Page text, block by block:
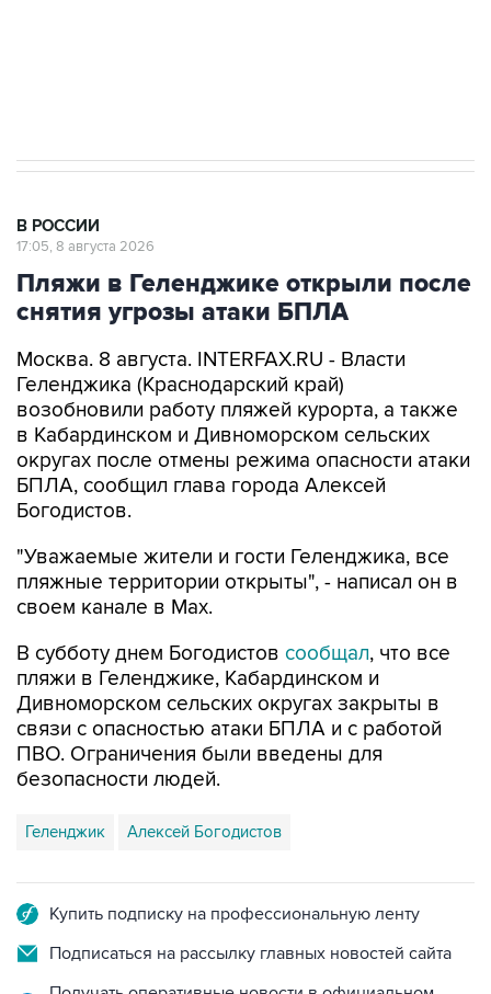
В РОССИИ
17:05, 8 августа 2026
Пляжи в Геленджике открыли после
снятия угрозы атаки БПЛА
Москва. 8 августа. INTERFAX.RU - Власти
Геленджика (Краснодарский край)
возобновили работу пляжей курорта, а также
в Кабардинском и Дивноморском сельских
округах после отмены режима опасности атаки
БПЛА, сообщил глава города Алексей
Богодистов.
"Уважаемые жители и гости Геленджика, все
пляжные территории открыты", - написал он в
своем канале в Max.
В субботу днем Богодистов сообщал, что все
пляжи в Геленджике, Кабардинском и
Дивноморском сельских округах закрыты в
связи с опасностью атаки БПЛА и с работой
ПВО. Ограничения были введены для
безопасности людей.
Геленджик Алексей Богодистов
Купить подписку на профессиональную ленту
Подписаться на рассылку главных новостей сайта